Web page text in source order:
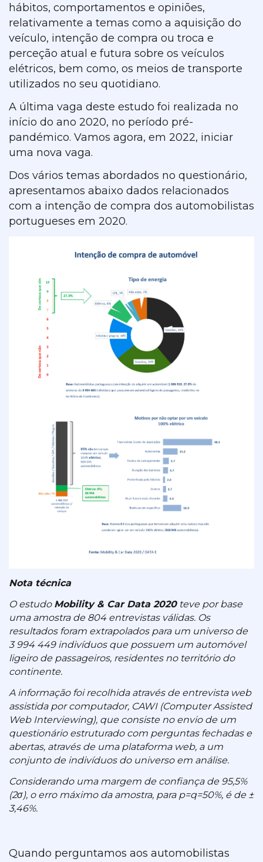
hábitos, comportamentos e opiniões,
relativamente a temas como a aquisição do
veículo, intenção de compra ou troca e
perceção atual e futura sobre os veículos
elétricos, bem como, os meios de transporte
utilizados no seu quotidiano.
A última vaga deste estudo foi realizada no
início do ano 2020, no período pré-
pandémico. Vamos agora, em 2022, iniciar
uma nova vaga.
Dos vários temas abordados no questionário,
apresentamos abaixo dados relacionados
com a intenção de compra dos automobilistas
portugueses em 2020.
Nota técnica
O estudo Mobility & Car Data 2020teve por base
uma amostra de 804 entrevistas válidas. Os
resultados foram extrapolados para um universo de
3 994 449 indivíduos que possuem um automóvel
ligeiro de passageiros, residentes no território do
continente.
A informação foi recolhida através de entrevista web
assistida por computador, CAWI (Computer Assisted
Web Interviewing), que consiste no envio de um
questionário estruturado com perguntas fechadas e
abertas, através de uma plataforma web, a um
conjunto de indivíduos do universo em análise.
Considerando uma margem de confiança de 95,5%
(2σ), o erro máximo da amostra, para p=q=50%, é de ±
3,46%.
Quando perguntamos aos automobilistas